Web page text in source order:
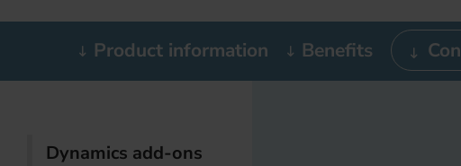
Product information Benefits
Dynamics add-ons